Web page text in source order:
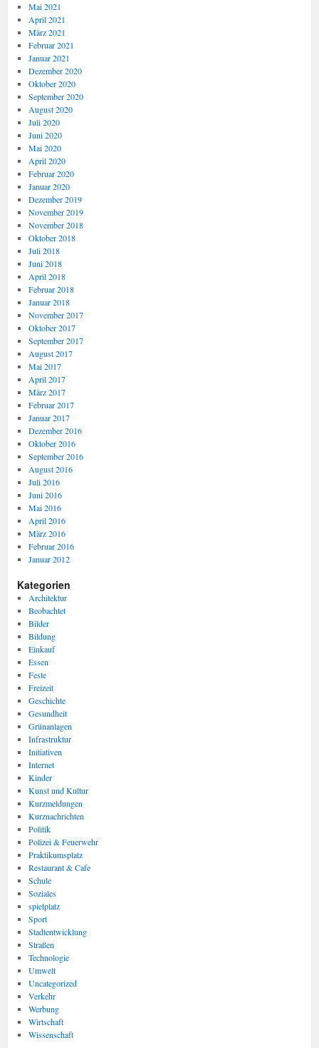
Mai 2021
April 2021
März 2021
Februar 2021
Januar 2021
Dezember 2020
Oktober 2020
September 2020
August 2020
Juli 2020
Juni 2020
Mai 2020
April 2020
Februar 2020
Januar 2020
Dezember 2019
November 2019
November 2018
Oktober 2018
Juli 2018
Juni 2018
April 2018
Februar 2018
Januar 2018
November 2017
Oktober 2017
September 2017
August 2017
Mai 2017
April 2017
März 2017
Februar 2017
Januar 2017
Dezember 2016
Oktober 2016
September 2016
August 2016
Juli 2016
Juni 2016
Mai 2016
April 2016
März 2016
Februar 2016
Januar 2012
Kategorien
Architektur
Beobachtet
Bilder
Bildung
Einkauf
Essen
Feste
Freizeit
Geschichte
Gesundheit
Grünanlagen
Infrastruktur
Initiativen
Internet
Kinder
Kunst und Kultur
Kurzmeldungen
Kurznachrichten
Politik
Polizei & Feuerwehr
Praktikumsplatz
Restaurant & Cafe
Schule
Soziales
spielplatz
Sport
Stadtentwicklung
Straßen
Technologie
Umwelt
Uncategorized
Verkehr
Werbung
Wirtschaft
Wissenschaft